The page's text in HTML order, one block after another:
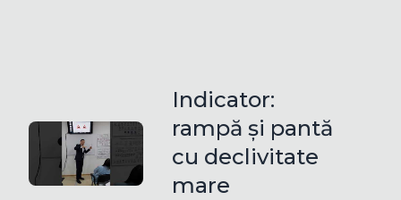
Indicator:
rampă și pantă
cu declivitate
mare